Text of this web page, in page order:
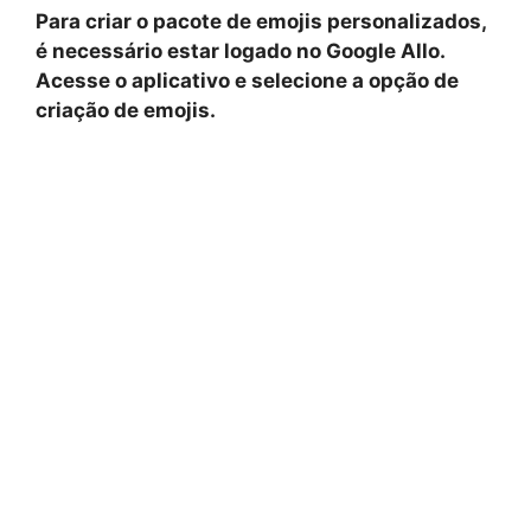
Para criar o pacote de emojis personalizados,
é necessário estar logado no Google Allo.
Acesse o aplicativo e selecione a opção de
criação de emojis.